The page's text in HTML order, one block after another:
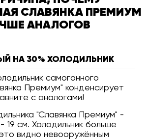
СЛАВЯНКА ПРЕМИУМ
АНАЛОГОВ
НА 30% ХОЛОДИЛЬНИК
самогонного
Премиум" конденсирует
с аналогами!
"Славянка Премиум" -
19 см. Холодильник больше
видно невооружённым